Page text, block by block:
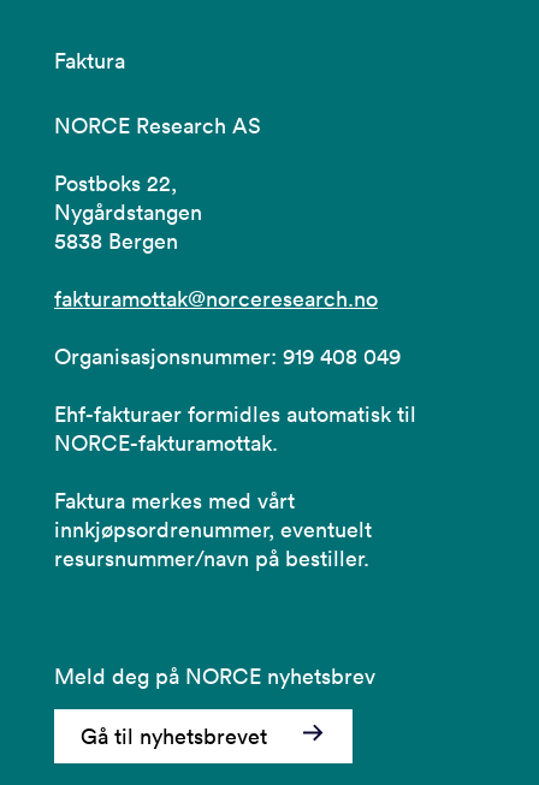
Faktura
NORCE Research AS
Postboks 22,
Nygårdstangen
5838 Bergen
fakturamottak@norceresearch.no
Organisasjonsnummer: 919 408 049
Ehf-fakturaer formidles automatisk til
NORCE-fakturamottak.
Faktura merkes med vårt
innkjøpsordrenummer, eventuelt
resursnummer/navn på bestiller.
Meld deg på NORCE nyhetsbrev
Gå til nyhetsbrevet